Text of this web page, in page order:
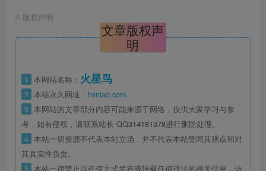
© 版权声明
文章版权声
明
1 本网站名称： 火星鸟
2 本站永久网址： hxniao.com
3 本网站的文章部分内容可能来源于网络，仅供大家学习与参
考，如有侵权，请联系站长 QQ314181378进行删除处理。
4 本站一切资源不代表本站立场，并不代表本站赞同其观点和对
其真实性负责。
5 本站一律禁止以任何方式发布或转载任何违法的相关信息，访